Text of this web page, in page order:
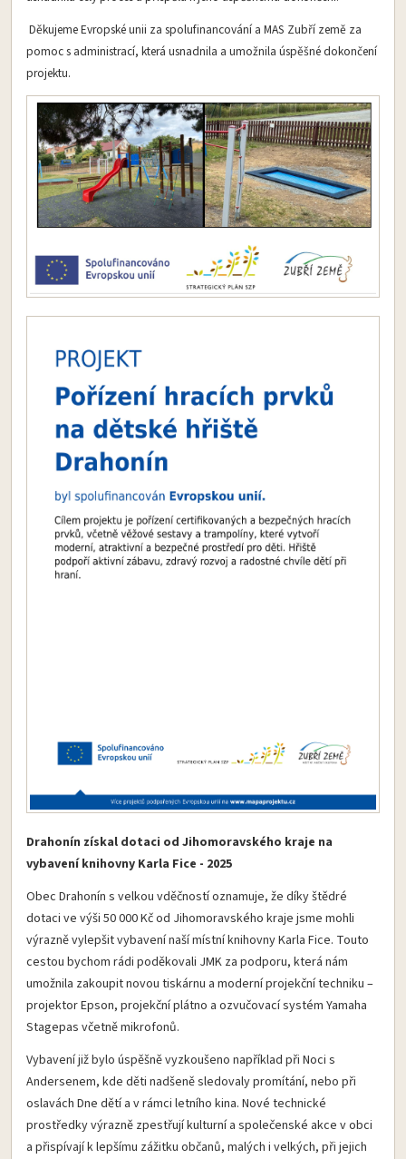
Děkujeme Evropské unii za spolufinancování a MAS Zubří země za
pomoc s administrací, která usnadnila a umožnila úspěšné dokončení
projektu.
Drahonín získal dotaci od Jihomoravského kraje na
vybavení knihovny Karla Fice - 2025
Obec Drahonín s velkou vděčností oznamuje, že díky štědré
dotaci ve výši 50 000 Kč od Jihomoravského kraje jsme mohli
výrazně vylepšit vybavení naší místní knihovny Karla Fice. Touto
cestou bychom rádi poděkovali JMK za podporu, která nám
umožnila zakoupit novou tiskárnu a moderní projekční techniku –
projektor Epson, projekční plátno a ozvučovací systém Yamaha
Stagepas včetně mikrofonů.
Vybavení již bylo úspěšně vyzkoušeno například při Noci s
Andersenem, kde děti nadšeně sledovaly promítání, nebo při
oslavách Dne dětí a v rámci letního kina. Nové technické
prostředky výrazně zpestřují kulturní a společenské akce v obci
a přispívají k lepšímu zážitku občanů, malých i velkých, při jejich